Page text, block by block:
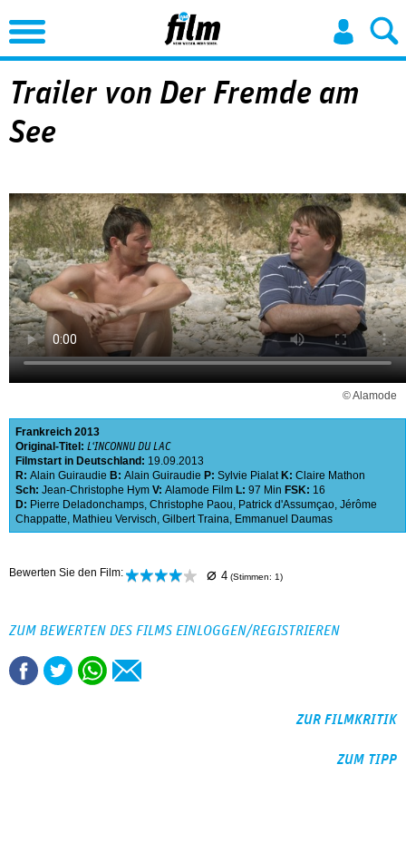
Jump to Navigation
Trailer von Der Fremde am
See
© Alamode
Frankreich 2013
Original-Titel: L‘INCONNU DU LAC
Filmstart in Deutschland: 19.09.2013
R: Alain Guiraudie B: Alain Guiraudie P: Sylvie Pialat K: Claire Mathon
Sch: Jean-Christophe Hym V: Alamode Film L: 97 Min FSK: 16
D: Pierre Deladonchamps, Christophe Paou, Patrick d'Assumçao, Jérôme
Chappatte, Mathieu Vervisch, Gilbert Traina, Emmanuel Daumas
Bewerten Sie den Film: ⌀ 4 (Stimmen: 1)
ZUM BEWERTEN DES FILMS EINLOGGEN/REGISTRIEREN
ZUR FILMKRITIK
ZUM TIPP